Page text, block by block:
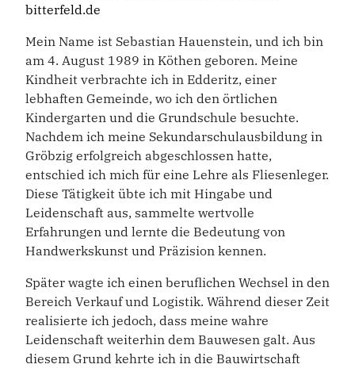
bitterfeld.de
Mein Name ist Sebastian Hauenstein, und ich bin
am 4. August 1989 in Köthen geboren. Meine
Kindheit verbrachte ich in Edderitz, einer
lebhaften Gemeinde, wo ich den örtlichen
Kindergarten und die Grundschule besuchte.
Nachdem ich meine Sekundarschulausbildung in
Gröbzig erfolgreich abgeschlossen hatte,
entschied ich mich für eine Lehre als Fliesenleger.
Diese Tätigkeit übte ich mit Hingabe und
Leidenschaft aus, sammelte wertvolle
Erfahrungen und lernte die Bedeutung von
Handwerkskunst und Präzision kennen.
Später wagte ich einen beruflichen Wechsel in den
Bereich Verkauf und Logistik. Während dieser Zeit
realisierte ich jedoch, dass meine wahre
Leidenschaft weiterhin dem Bauwesen galt. Aus
diesem Grund kehrte ich in die Bauwirtschaft